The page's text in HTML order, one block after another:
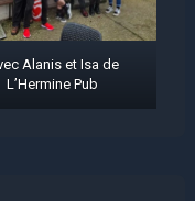
Alanis et Isa de
L’Hermine Pub